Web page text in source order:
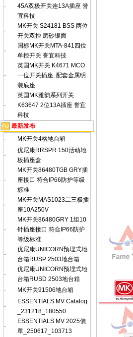
·
45A双极开关连13A插座 誉
宜科技
·
MK开关 S24181 BSS 两位
开关双控 磨砂银面
·
国标MK开关MTA-841四位
单控开关 誉宜科技
·
英国MK开关 K4671 MCO
一位开关插座, 配套金属明
装底座
·
英国MK雅韵系列开关
K63647 2位13A插座 誉宜
科技
最新发布
·
MK开关4格地台箱
·
优尼康RRSPR 150活动地
板插座盒
·
MK开关86480TGB GRY插
座接口 符合IP66防护等级
标准
·
MK开关MAS1023二三极插
座10A250V
·
MK开关86480GRY 1组10
针插座接口 符合IP66防护
等级标准
·
优尼康UNICORN预埋式地
台箱RUSP 2503地台箱
·
优尼康UNICORN预埋式地
台箱RUSD 2503地台箱
·
MK开关91506地台箱
·
ESSENTIALS MV Catalog
_231218_180550
·
ESSENTIALS MV 2025價
單_250617_103713